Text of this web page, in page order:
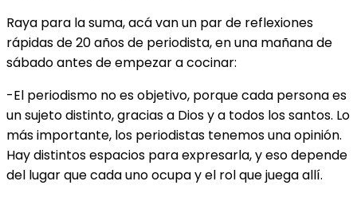
Raya para la suma, acá van un par de reflexiones
rápidas de 20 años de periodista, en una mañana de
sábado antes de empezar a cocinar:
-El periodismo no es objetivo, porque cada persona es
un sujeto distinto, gracias a Dios y a todos los santos. Lo
más importante, los periodistas tenemos una opinión.
Hay distintos espacios para expresarla, y eso depende
del lugar que cada uno ocupa y el rol que juega allí.